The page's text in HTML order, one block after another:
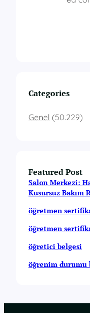
Categories
Genel (50.229)
Featured Post
Salon Merkezi:
Kusursuz Bakım
öğretmen
öğretmen
öğretici belgesi
öğrenim durumu